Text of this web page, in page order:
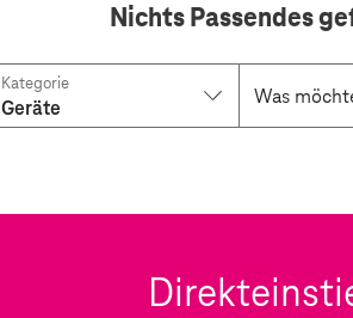
Nichts Passendes
Geräte
Kategorie